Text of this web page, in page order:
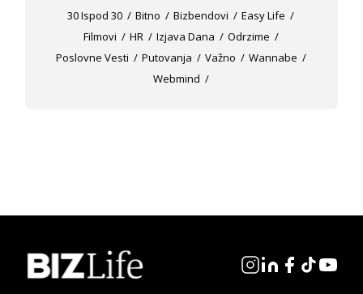
30 Ispod 30 Bitno Bizbendovi
Easy Life
Filmovi
HR Izjava Dana
Odrzime
Poslovne Vesti
Putovanja Važno
Wannabe
Webmind